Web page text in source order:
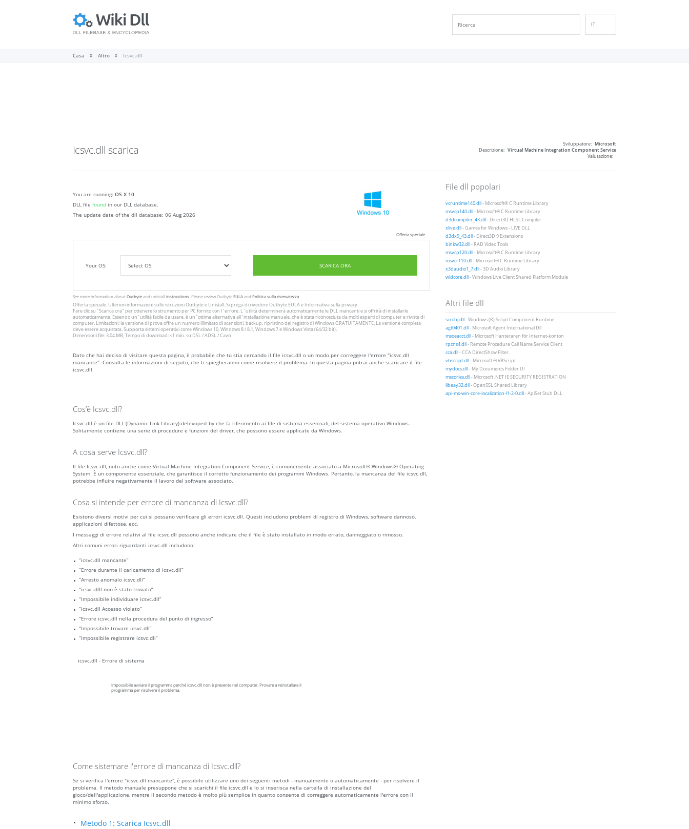
IT
NN
Casa Altro Icsvc.dll
Icsvc.dll scarica Sviluppatore: Microsoft
Descrizione: Virtual Machine Integration Component Service
Valutazione:
You are running: OS X 10
DLL file found in our DLL database.
The update date of the dll database: 06 Aug 2026
Offerta speciale
Your OS: SCARICA ORA
See more information about Outbyteand unistallinstrustions . Please review OutbyteEULAandPolitica sulla riservatezza
Offerta speciale. Ulteriori informazioni sulle istruzioniOutbytee Unistall. Si prega di rivedere Outbyte EULAe Informativa sulla privacy.
Fare clic su "Scarica ora" per ottenere lo strumento per PC fornito con l`errore. L`utilità determinerà automaticamente le DLL mancanti e si offrirà di installarle
automaticamente. Essendo un`utilità facile da usare, è un`ottima alternativa all`installazione manuale, che è stata riconosciuta da molti esperti di computer e riviste di
computer. Limitazioni: la versione di prova offre un numero illimitato di scansioni, backup, ripristino del registro di Windows GRATUITAMENTE. La versione completa
deve essere acquistata. Supporta sistemi operativi come Windows 10, Windows 8 / 8.1, Windows 7 e Windows Vista (64/32 bit).
Dimensioni file: 3,04 MB, Tempo di download: <1 min. su DSL / ADSL / Cavo
Dato che hai deciso di visitare questa pagina, è probabile che tu stia cercando il file icsvc.dll o un modo per correggere l'errore "icsvc.dll
mancante". Consulta le informazioni di seguito, che ti spiegheranno come risolvere il problema. In questa pagina potrai anche scaricare il file
icsvc.dll.
Cos’è Icsvc.dll?
Icsvc.dll è un file DLL (Dynamic Link Library):delevoped_by che fa riferimento ai file di sistema essenziali, del sistema operativo Windows.
Solitamente contiene una serie di procedure e funzioni del driver, che possono essere applicate da Windows.
A cosa serve Icsvc.dll?
Il file Icsvc.dll, noto anche come Virtual Machine Integration Component Service, è comunemente associato a Microsoft® Windows® Operating
System. È un componente essenziale, che garantisce il corretto funzionamento dei programmi Windows. Pertanto, la mancanza del file icsvc.dll,
potrebbe influire negativamente il lavoro del software associato.
Cosa si intende per errore di mancanza di Icsvc.dll?
Esistono diversi motivi per cui si possano verificare gli errori icsvc.dll. Questi includono problemi di registro di Windows, software dannoso,
applicazioni difettose, ecc.
I messaggi di errore relativi al file icsvc.dll possono anche indicare che il file è stato installato in modo errato, danneggiato o rimosso.
Altri comuni errori riguardanti icsvc.dll includono:
“icsvc.dll mancante”
“Errore durante il caricamento di icsvc.dll”
“Arresto anomalo icsvc.dll”
“icsvc.dlll non è stato trovato”
“Impossibile individuare icsvc.dll”
“icsvc.dll Accesso violato”
“Errore icsvc.dll nella procedura del punto di ingresso”
“Impossibile trovare icsvc.dll”
“Impossibile registrare icsvc.dll”
icsvc.dll - Errore di sistema
Impossibile avviare il programma perché icsvc.dll non è presente nel computer. Provare a reinstallare il
programma per risolvere il problema.
Come sistemare l'errore di mancanza di Icsvc.dll?
Se si verifica l'errore "icsvc.dll mancante", è possibile utilizzare uno dei seguenti metodi - manualmente o automaticamente - per risolvere il
problema. Il metodo manuale presuppone che si scarichi il file icsvc.dll e lo si inserisca nella cartella di installazione del
gioco/dell'applicazione, mentre il secondo metodo è molto più semplice in quanto consente di correggere automaticamente l'errore con il
minimo sforzo.
Metodo 1: Scarica Icsvc.dll
File dll popolari
vcruntime140.dll- Microsoft® C Runtime Library
msvcp140.dll- Microsoft® C Runtime Library
d3dcompiler_43.dll- Direct3D HLSL Compiler
xlive.dll- Games for Windows - LIVE DLL
d3dx9_43.dll- Direct3D 9 Extensions
binkw32.dll- RAD Video Tools
msvcp120.dll- Microsoft® C Runtime Library
msvcr110.dll- Microsoft® C Runtime Library
x3daudio1_7.dll- 3D Audio Library
wldcore.dll- Windows Live Client Shared Platform Module
Altri file dll
scrobj.dll- Windows (R) Script Component Runtime
agt0401.dll- Microsoft Agent International Dll
msoeacct.dll- Microsoft Hanteraren för Internet-konton
rpcns4.dll- Remote Procedure Call Name Service Client
cca.dll- CCA DirectShow Filter.
vbscript.dll- Microsoft ® VBScript
mydocs.dll- My Documents Folder UI
mscories.dll- Microsoft .NET IE SECURITY REGISTRATION
libeay32.dll- OpenSSL Shared Library
api-ms-win-core-localization-l1-2-0.dll- ApiSet Stub DLL